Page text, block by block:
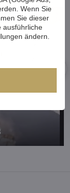
Wenn Sie
Sie dieser
ausführliche
ändern.